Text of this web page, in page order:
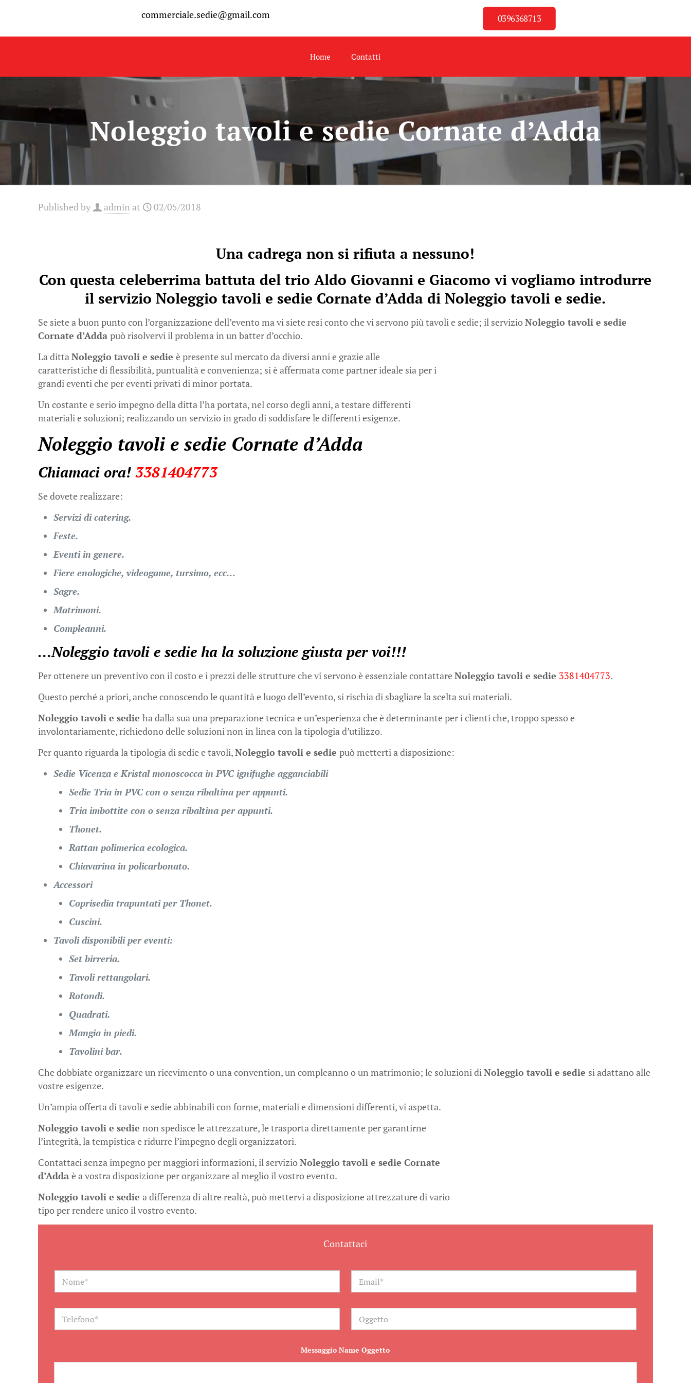
commerciale.sedie@gmail.com 0396368713
Home Contatti
Noleggio tavoli e sedie Cornate d’Adda
Published by admin at 02/05/2018
Una cadrega non si rifiuta a nessuno!
Con questa celeberrima battuta del trio Aldo Giovanni e Giacomo vi vogliamo introdurre
il servizio Noleggio tavoli e sedie Cornate d’Adda diNoleggio tavoli e sedie.
Se siete a buon punto con l’organizzazione dell’evento ma vi siete resi conto che vi servono più tavoli e sedie; il servizioNoleggio tavoli e sedie
Cornate d’Addapuò risolvervi il problema in un batter d’occhio.
La dittaNoleggio tavoli e sedieè presente sul mercato da diversi anni e grazie alle
caratteristiche di flessibilità, puntualità e convenienza; si è affermata come partner ideale sia per i
grandi eventi che per eventi privati di minor portata.
Un costante e serio impegno della ditta l’ha portata, nel corso degli anni, a testare differenti
materiali e soluzioni; realizzando un servizio in grado di soddisfare le differenti esigenze.
Noleggio tavoli e sedie Cornate d’Adda
Chiamaci ora!3381404773
Se dovete realizzare:
Servizi di catering.
Feste.
Eventi in genere.
Fiere enologiche, videogame, tursimo, ecc…
Sagre.
Matrimoni.
Compleanni.
…Noleggio tavoli e sedieha la soluzione giusta per voi!!!
Per ottenere un preventivo con il costo e i prezzi delle strutture che vi servono è essenziale contattareNoleggio tavoli e sedie 3381404773.
Questo perché a priori, anche conoscendo le quantità e luogo dell’evento, si rischia di sbagliare la scelta sui materiali.
Noleggio tavoli e sedieha dalla sua una preparazione tecnica e un’esperienza che è determinante per i clienti che, troppo spesso e
involontariamente, richiedono delle soluzioni non in linea con la tipologia d’utilizzo.
Per quanto riguarda la tipologia di sedie e tavoli,Noleggio tavoli e sediepuò metterti a disposizione:
Sedie Vicenza e Kristal monoscocca in PVC ignifughe agganciabili
Sedie Tria in PVC con o senza ribaltina per appunti.
Tria imbottite con o senza ribaltina per appunti.
Thonet.
Rattan polimerica ecologica.
Chiavarina in policarbonato.
Accessori
Coprisedia trapuntati per Thonet.
Cuscini.
Tavoli disponibili per eventi:
Set birreria.
Tavoli rettangolari.
Rotondi.
Quadrati.
Mangia in piedi.
Tavolini bar.
Che dobbiate organizzare un ricevimento o una convention, un compleanno o un matrimonio; le soluzioni diNoleggio tavoli e sedie si adattano alle
vostre esigenze.
Un’ampia offerta di tavoli e sedie abbinabili con forme, materiali e dimensioni differenti, vi aspetta.
Noleggio tavoli e sedienon spedisce le attrezzature, le trasporta direttamente per garantirne
l’integrità, la tempistica e ridurre l’impegno degli organizzatori.
Contattaci senza impegno per maggiori informazioni, il servizioNoleggio tavoli e sedie Cornate
d’Addaè a vostra disposizione per organizzare al meglio il vostro evento.
Noleggio tavoli e sediea differenza di altre realtà, può mettervi a disposizione attrezzature di vario
tipo per rendere unico il vostro evento.
Contattaci
N
m
*
E
a
l
T
l
n
O
g
t
t
o
Messaggio Name Oggetto